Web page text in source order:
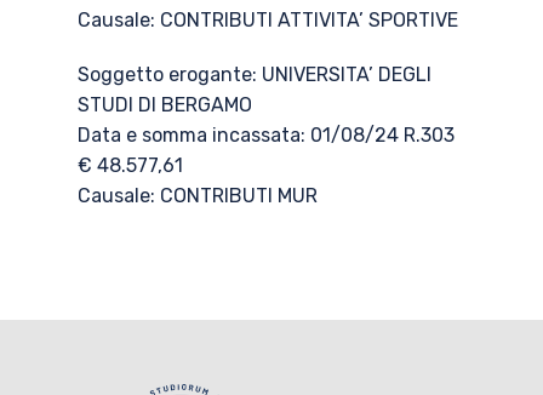
Causale: CONTRIBUTI ATTIVITA’ SPORTIVE
Soggetto erogante: UNIVERSITA’ DEGLI
STUDI DI BERGAMO
Data e somma incassata: 01/08/24 R.303
€ 48.577,61
Causale: CONTRIBUTI MUR